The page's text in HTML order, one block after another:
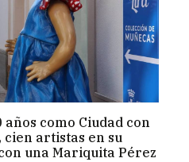
como Ciudad con
artistas en su
una Mariquita Pérez